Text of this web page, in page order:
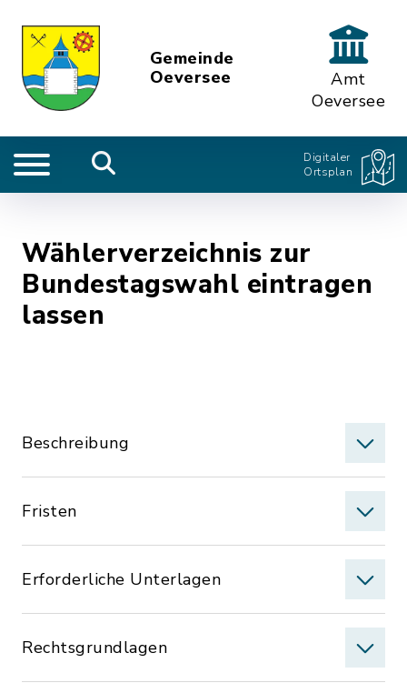
Gemeinde
Oeversee
Amt
Oeversee
Digitaler
Ortsplan
Wählerverzeichnis zur
Bundestagswahl eintragen
lassen
Beschreibung
Fristen
Erforderliche Unterlagen
Rechtsgrundlagen